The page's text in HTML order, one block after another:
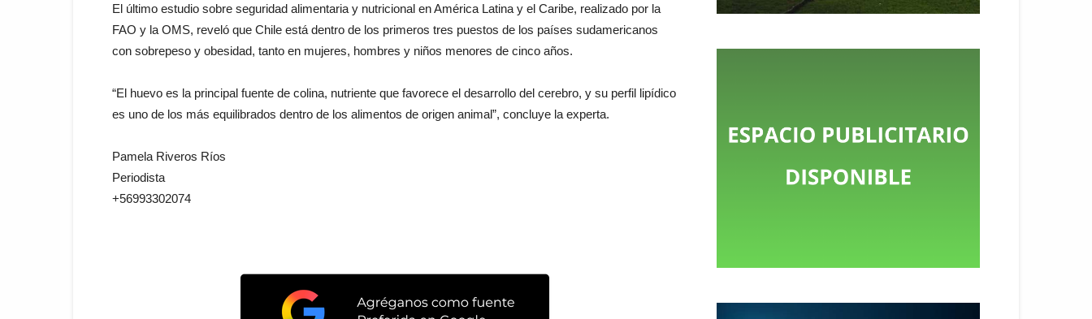
El último estudio sobre seguridad alimentaria y nutricional en América Latina y el Caribe, realizado por la
FAO y la OMS, reveló que Chile está dentro de los primeros tres puestos de los países sudamericanos
con sobrepeso y obesidad, tanto en mujeres, hombres y niños menores de cinco años.
“El huevo es la principal fuente de colina, nutriente que favorece el desarrollo del cerebro, y su perfil lipídico
es uno de los más equilibrados dentro de los alimentos de origen animal”, concluye la experta.
Pamela Riveros Ríos
Periodista
+56993302074